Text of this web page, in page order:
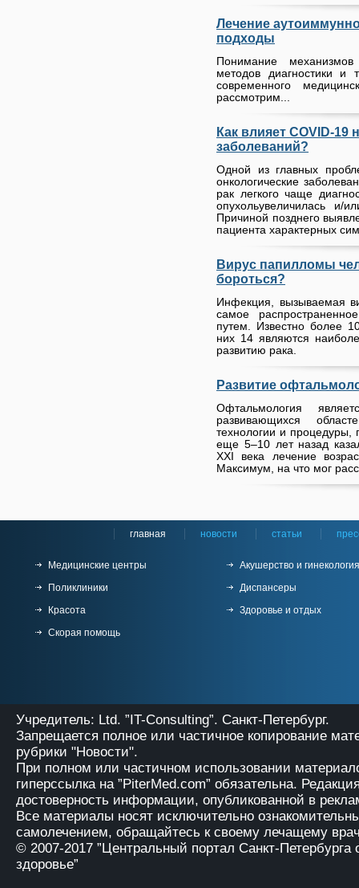
Лечение
подходы
Понимание
методов диагностики и
современного
рассмотрим...
Как влияет COVID-
заболеваний?
Одной из главных
онкологические
рак легкого чаще
опухольувеличилась и/
Причиной позднего
пациента характерных
Вирус папилломы
бороться?
Инфекция, вызываемая
самое
путем. Известно более
них 14 являются
развитию рака.
Развитие
Офтальмология
развивающихся
технологии и процедуры,
еще 5–10 лет назад
XXI века лечение
Максимум, на что мог
главная новости статьи
Медицинские центры
Акушерство и гинекология
Поликлиники
Диспансеры
Красота
Здоровье и отдых
Скорая помощь
Учредитель: Ltd. ”IT-Consulting”. Санкт-Петербург.
Запрещается полное или частичное копирование
рубрики "Новости".
При полном или частичном использовании
гиперссылка на ”PiterMed.com” обязательна.
достоверность информации, опубликованной в
Все материалы носят исключительно
самолечением, обращайтесь к своему лечащему
© 2007-2017 ”Центральный портал Санкт-
здоровье”